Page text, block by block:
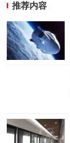
推荐内容